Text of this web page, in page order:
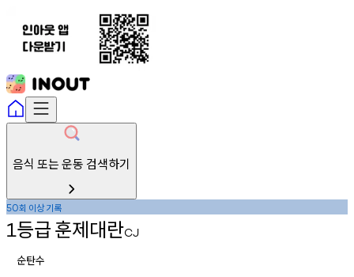
음식 또는 운동 검색하기
50회 이상기록
1등급훈제대란CJ
순탄수